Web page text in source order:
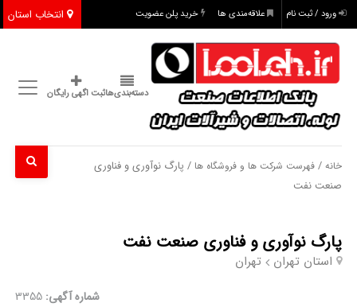
انتخاب استان ورود / ثبت نام علاقه‌مندی ها خرید پلن عضویت
دسته‌بندی‌هاثبت اگهی رایگان
خانه /فهرست شرکت ها و فروشگاه ها / پارگ نوآوری و فناوری
صنعت نفت
پارگ نوآوری و فناوری صنعت نفت
استان تهران تهران
شماره آگهی: 3355